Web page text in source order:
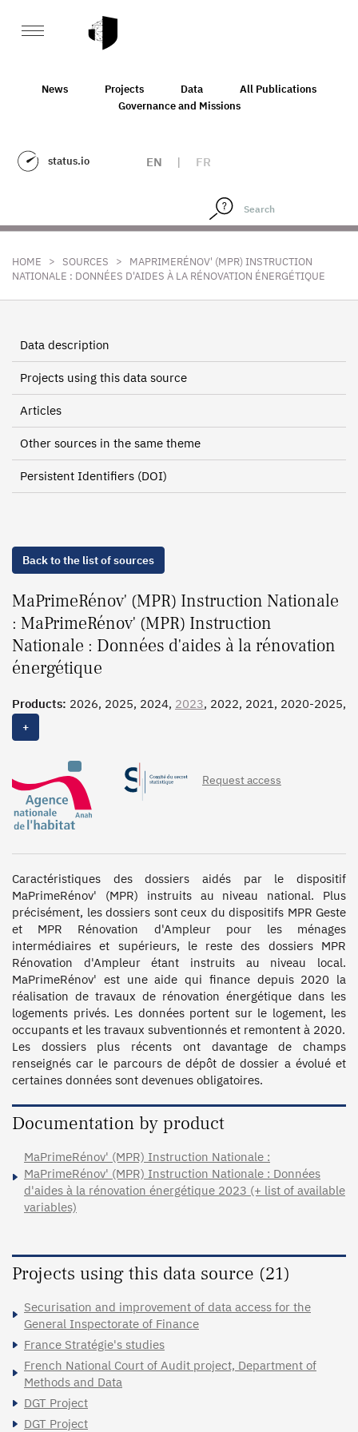
News Projects Data
All Publications
Governance and Missions
status.io EN | FR
HOME > SOURCES >
MAPRIMERÉNOV' (MPR) INSTRUCTION
NATIONALE : DONNÉES D'AIDES À LA RÉNOVATION ÉNERGÉTIQUE
Data description
Projects using this data source
Articles
Other sources in the same theme
Persistent Identifiers (DOI)
Back to the list of sources
MaPrimeRénov' (MPR) Instruction Nationale
: MaPrimeRénov' (MPR) Instruction
Nationale : Données d'aides à la rénovation
énergétique
Products: 2026, 2025, 2024, 2023, 2022, 2021, 2020-2025,
2020
+
Request access
Caractéristiques des dossiers aidés par le dispositif
MaPrimeRénov' (MPR) instruits au niveau national. Plus
précisément, les dossiers sont ceux du dispositifs MPR Geste
et MPR Rénovation d'Ampleur pour les ménages
intermédiaires et supérieurs, le reste des dossiers MPR
Rénovation d'Ampleur étant instruits au niveau local.
MaPrimeRénov' est une aide qui finance depuis 2020 la
réalisation de travaux de rénovation énergétique dans les
logements privés. Les données portent sur le logement, les
occupants et les travaux subventionnés et remontent à 2020.
Les dossiers plus récents ont davantage de champs
renseignés car le parcours de dépôt de dossier a évolué et
certaines données sont devenues obligatoires.
Documentation by product
MaPrimeRénov' (MPR) Instruction Nationale :
MaPrimeRénov' (MPR) Instruction Nationale : Données
d'aides à la rénovation énergétique 2023 (+ list of available
variables)
Projects using this data source (21)
Securisation and improvement of data access for the
General Inspectorate of Finance
France Stratégie's studies
French National Court of Audit project, Department of
Methods and Data
DGT Project
DGT Project